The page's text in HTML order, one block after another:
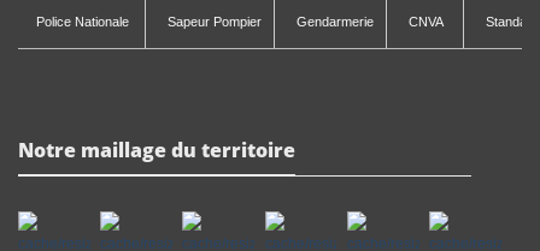
Police Nationale Sapeur Pompier Gendarmerie CNVA
Notre maillage du territoire